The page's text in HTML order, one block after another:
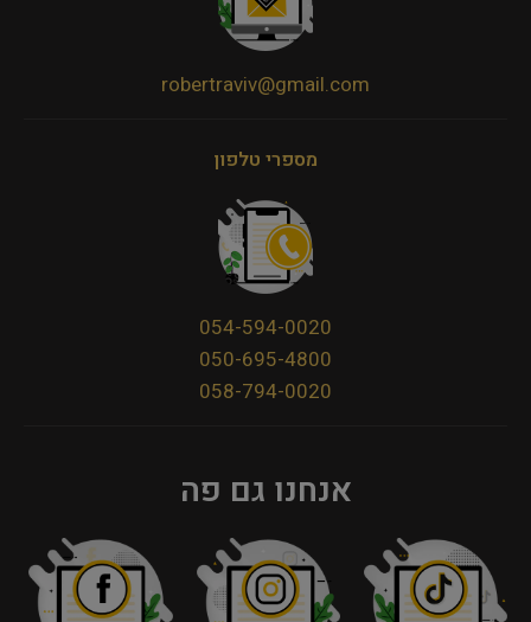
robertraviv@gmail.com
מספרי טלפון
054-594-0020
050-695-4800
058-794-0020
אנחנו גם פה